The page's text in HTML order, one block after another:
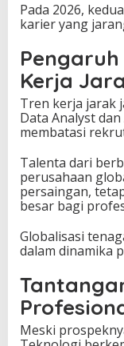
Pada 2026,
karier yang
Kerja
Tren kerja jarak
Data Analyst
membatasi
Talenta dari
perusahaan
persaingan,
besar bagi
Globalisasi
dalam dinamika
Meski